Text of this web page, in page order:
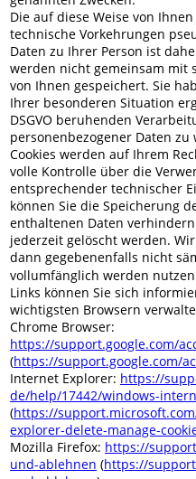
Die auf diese Weise von
technische Vorkehrungen
Daten zu Ihrer Person ist
werden nicht gemeinsam mit
von Ihnen gespeichert. Sie
Ihrer besonderen Situation
DSGVO beruhenden
personenbezogener Daten zu
Cookies werden auf Ihrem
volle Kontrolle über die
entsprechender technischer
können Sie die Speicherung
enthaltenen Daten
jederzeit gelöscht werden.
dann gegebenenfalls nicht
vollumfänglich werden
Links können Sie sich
wichtigsten Browsern
Chrome Browser:
https://support.google.com/
(https://support.google.com/
Internet Explorer: https://
de/help/17442/windows-
(https://
explorer-delete-manage-
Mozilla Firefox: https://
und-ablehnen (https://